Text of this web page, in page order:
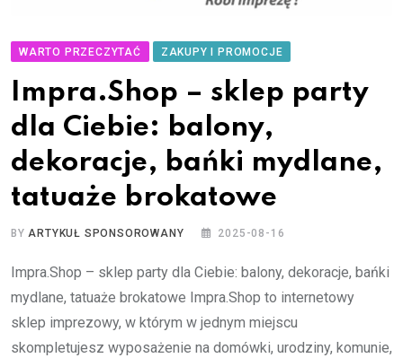
WARTO PRZECZYTAĆ ZAKUPY I PROMOCJE
Impra.Shop – sklep party
dla Ciebie: balony,
dekoracje, bańki mydlane,
tatuaże brokatowe
BYARTYKUŁ SPONSOROWANY 2025-08-16
Impra.Shop – sklep party dla Ciebie: balony, dekoracje, bańki
mydlane, tatuaże brokatowe Impra.Shop to internetowy
sklep imprezowy, w którym w jednym miejscu
skompletujesz wyposażenie na domówki, urodziny, komunie,